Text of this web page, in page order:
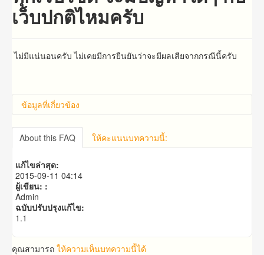
เว็บปกติไหมครับ
ไม่มีแน่นอนครับ ไม่เคยมีการยืนยันว่าจะมีผลเสียจากกรณีนี้ครับ
ข้อมูลที่เกี่ยวข้อง
แบ๊คลิ้งแต่ละแบบแตกต่างกันอย่างไรครับ
About this FAQ
ให้คะแนนบทความนี้:
แก้ไขล่าสุด:
2015-09-11 04:14
ผู้เขียน: :
Admin
ฉบับปรับปรุงแก้ไข:
1.1
คุณสามารถ ให้ความเห็นบทความนี้ได้